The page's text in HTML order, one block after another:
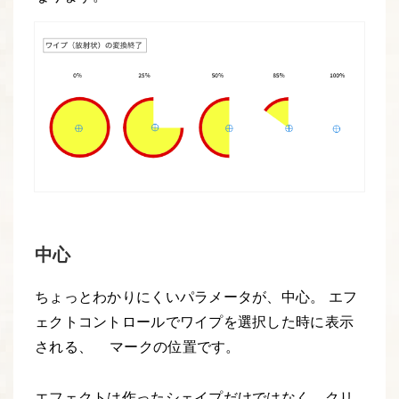
中心
ちょっとわかりにくいパラメータが、中心。 エフ
ェクトコントロールでワイプを選択した時に表示
される、
マークの位置です。